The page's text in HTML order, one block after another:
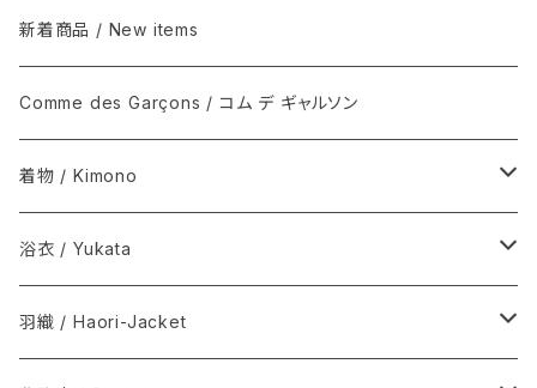
新着商品 / New items
Comme des Garçons / コム デ ギャルソン
着物 / Kimono
木綿(片貝木綿ほか) / Cotton
シルク / Silk
浴衣 / Yukata
新着商品 / New items
羽織 / Haori-Jacket